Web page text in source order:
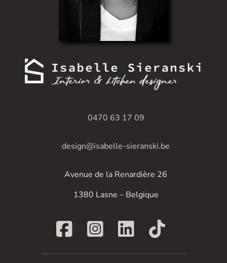
0470 63 17 09
design@isabelle-sieranski.be
Avenue de la Renardière 26
1380 Lasne – Belgique